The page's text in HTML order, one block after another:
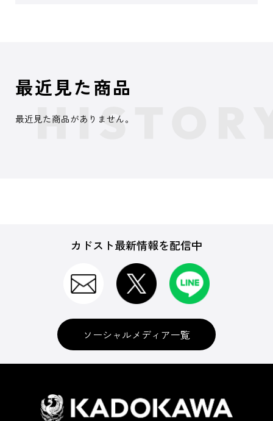
最近見た商品
最近見た商品がありません。
カドスト最新情報を配信中
ソーシャルメディア一覧